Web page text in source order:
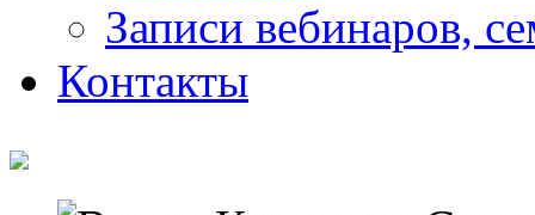
Записи вебинаров,
Контакты